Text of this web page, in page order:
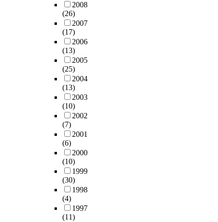
2008
(26)
2007
(17)
2006
(13)
2005
(25)
2004
(13)
2003
(10)
2002
(7)
2001
(6)
2000
(10)
1999
(30)
1998
(4)
1997
(11)